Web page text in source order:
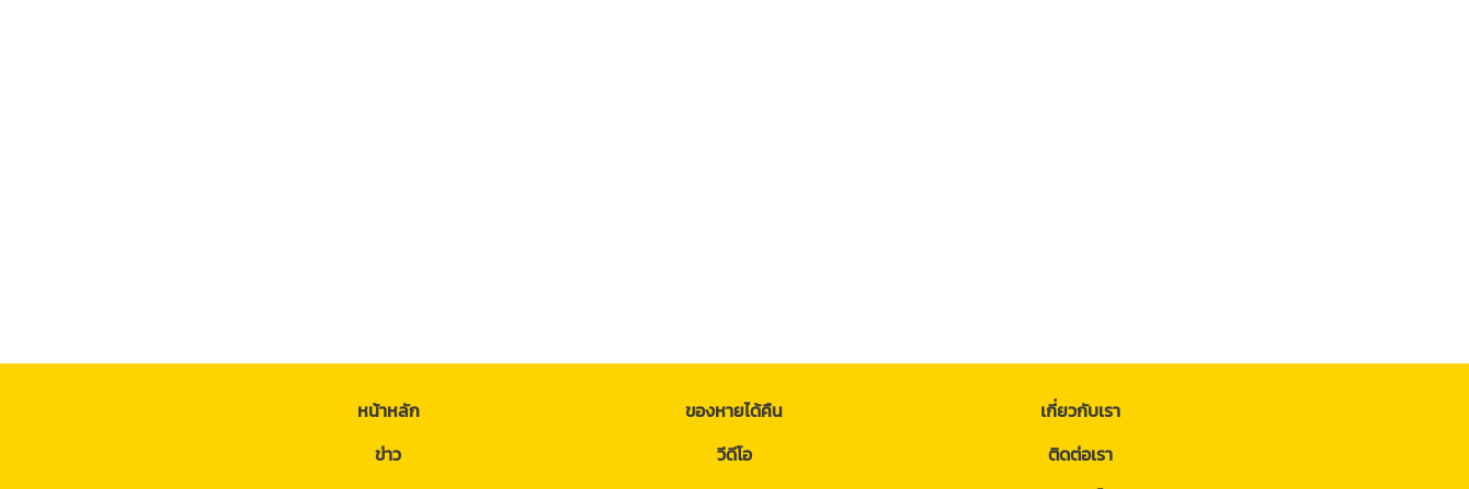
หน้าหลัก
ข่าว
ของหายได้คืน
วีดีโอ
เกี่ยวกับเรา
ติดต่อเรา